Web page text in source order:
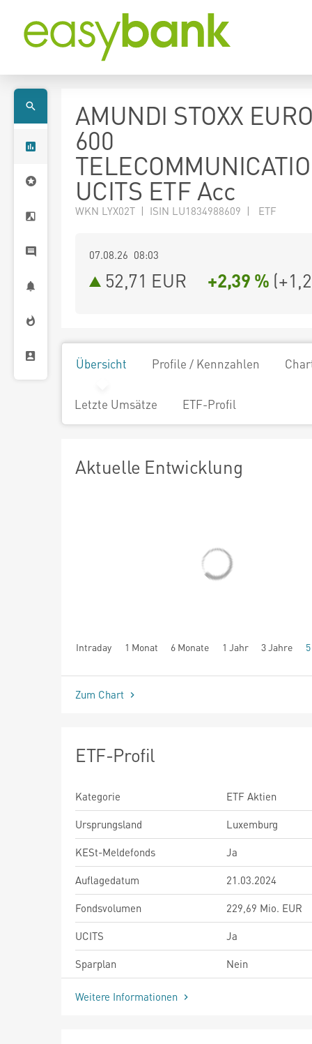
AMUNDI STOXX
600
UCITS ETF Acc
WKN LYX02T | ISIN LU1834988609 | ETF
07.08.26 08:03
52,71 EUR +2,39 % (
Übersicht Profile / Kennzahlen
Letzte Umsätze ETF-Profil
Aktuelle Entwicklung
Intraday 1 Monat 6 Monate 1 Jahr 3 Jahre
seit Beginn
Zum Chart
ETF-Profil
Kategorie
ETF Aktien
Ursprungsland
Luxemburg
KESt-Meldefonds
Ja
Auflagedatum
21.03.2024
Fondsvolumen
229,69 Mio. EUR
UCITS
Ja
Sparplan
Nein
Weitere Informationen